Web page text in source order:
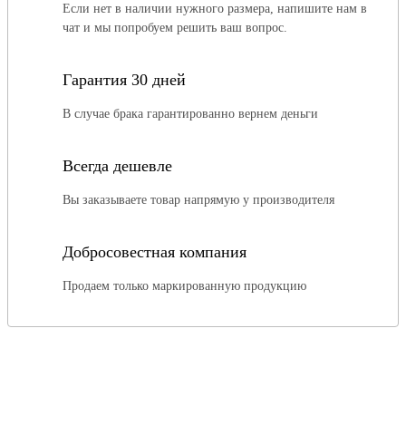
Если нет в наличии нужного размера, напишите нам в
чат и мы попробуем решить ваш вопрос.
Гарантия 30 дней
В случае брака гарантированно вернем деньги
Всегда дешевле
Вы заказываете товар напрямую у производителя
Добросовестная компания
Продаем только маркированную продукцию